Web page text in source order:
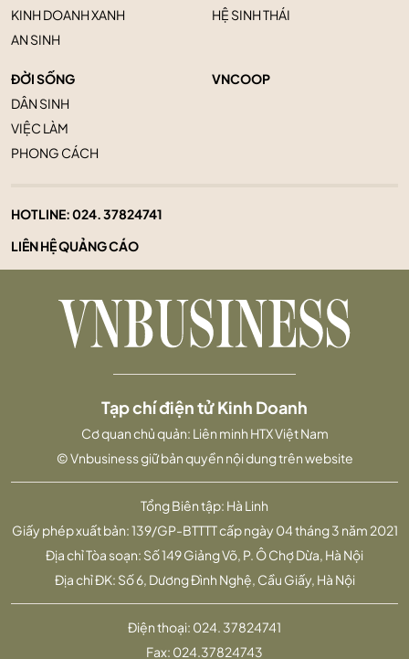
KINH DOANH XANH
AN SINH
HỆ SINH THÁI
ĐỜI SỐNG
DÂN SINH
VIỆC LÀM
PHONG CÁCH
VNCOOP
HOTLINE:024. 37824741
LIÊN HỆ QUẢNG CÁO
Tổng Biên tập: Hà Linh
Giấy phép xuất bản: 139/GP-BTTTT cấp ngày 04 tháng 3 năm 2021
Địa chỉ Tòa soạn: Số 149 Giảng Võ, P. Ô Chợ Dừa, Hà Nội
Địa chỉ ĐK: Số 6, Dương Đình Nghệ, Cầu Giấy, Hà Nội
Tạp chí điện tử Kinh Doanh
Cơ quan chủ quản: Liên minh HTX Việt Nam
© Vnbusiness giữ bản quyền nội dung trên website
Điện thoại: 024. 37824741
Fax: 024.37824743